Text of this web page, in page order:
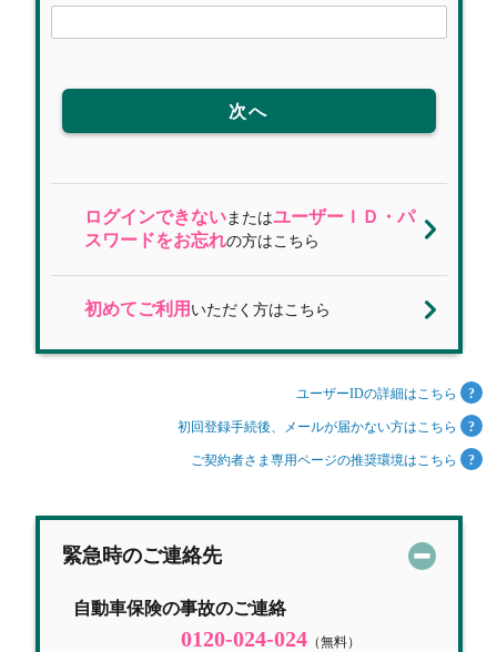
次へ
ログインできないまたはユーザーＩＤ・パ
スワードをお忘れの方はこちら
初めてご利用 いただく方はこちら
ユーザーIDの詳細はこちら
初回登録手続後、メールが届かない方はこちら
ご契約者さま専用ページの推奨環境はこちら
緊急時のご連絡先
自動車保険の事故のご連絡
0120-024-024 （無料）